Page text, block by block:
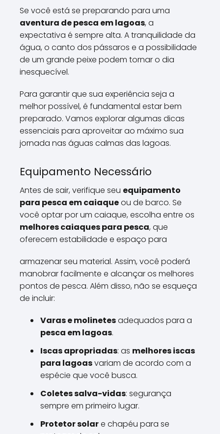
Se você está se preparando para uma
aventura de pesca em lagoas, a
expectativa é sempre alta. A tranquilidade da
água, o canto dos pássaros e a possibilidade
de um grande peixe podem tornar o dia
inesquecível.
Para garantir que sua experiência seja a
melhor possível, é fundamental estar bem
preparado. Vamos explorar algumas dicas
essenciais para aproveitar ao máximo sua
jornada nas águas calmas das lagoas.
Equipamento Necessário
Antes de sair, verifique seu equipamento
para pesca em caiaqueou de barco. Se
você optar por um caiaque, escolha entre os
melhores caiaques para pesca, que
oferecem estabilidade e espaço para
armazenar seu material. Assim, você poderá
manobrar facilmente e alcançar os melhores
pontos de pesca. Além disso, não se esqueça
de incluir:
Varas e molinetesadequados para a
pesca em lagoas.
Iscas apropriadas: as melhores iscas
para lagoasvariam de acordo com a
espécie que você busca.
Coletes salva-vidas: segurança
sempre em primeiro lugar.
Protetor solare chapéu para se